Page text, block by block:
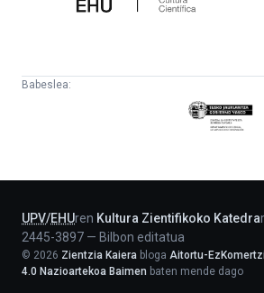
Babeslea:
Eusko
Jaurlaritza
UPV/EHUren Kultura Zientifikoko Katedra
2445-3897 — Bilbon editatua
© 2026 Zientzia Kaiera bloga Aitortu-
4.0 Nazioartekoa Baimen baten mende dago